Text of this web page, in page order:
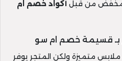
مخفض من قبل أكواد خصم ام
بـ قسيمة خصم ام سو
متميزة ولكن المتجر يوفر